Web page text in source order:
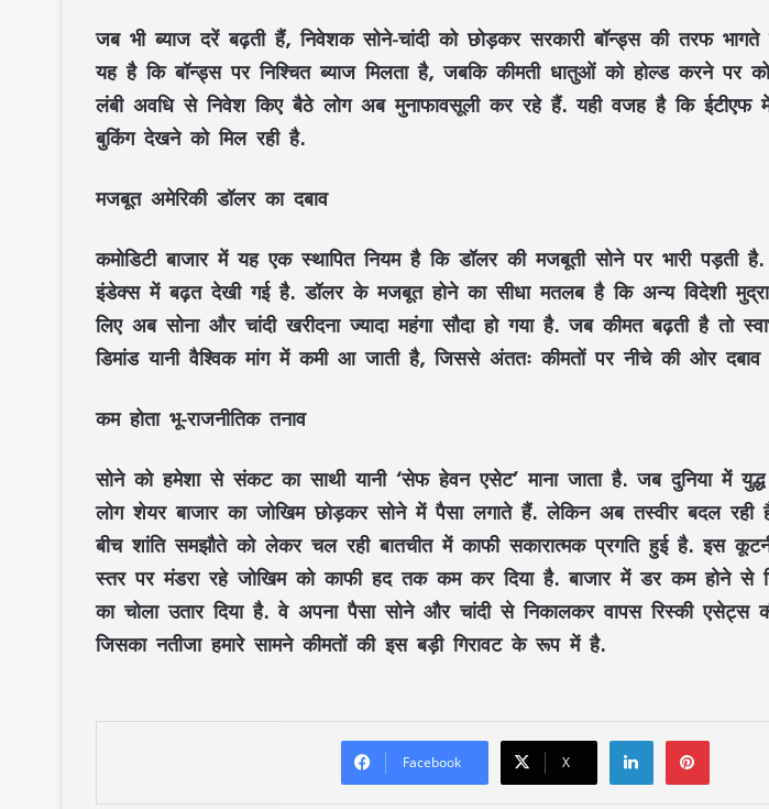
जब भी ब्याज दरें बढ़ती हैं, निवेशक सोने-चांदी को छोड़कर सरकारी बॉन्ड्स की तरफ
यह है कि बॉन्ड्स पर निश्चित ब्याज मिलता है, जबकि कीमती धातुओं को होल्ड करने पर
लंबी अवधि से निवेश किए बैठे लोग अब मुनाफावसूली कर रहे हैं. यही वजह है कि ईटीएफ
बुकिंग देखने को मिल रही है.
मजबूत अमेरिकी डॉलर का दबाव
कमोडिटी बाजार में यह एक स्थापित नियम है कि डॉलर की मजबूती सोने पर भारी पड़ती
इंडेक्स में बढ़त देखी गई है. डॉलर के मजबूत होने का सीधा मतलब है कि अन्य विदेशी
लिए अब सोना और चांदी खरीदना ज्यादा महंगा सौदा हो गया है. जब कीमत बढ़ती है तो
डिमांड यानी वैश्विक मांग में कमी आ जाती है, जिससे अंततः कीमतों पर नीचे की ओर
कम होता भू-राजनीतिक तनाव
सोने को हमेशा से संकट का साथी यानी ‘सेफ हेवन एसेट’ माना जाता है. जब दुनिया में युद्ध
लोग शेयर बाजार का जोखिम छोड़कर सोने में पैसा लगाते हैं. लेकिन अब तस्वीर बदल
बीच शांति समझौते को लेकर चल रही बातचीत में काफी सकारात्मक प्रगति हुई है. इस
स्तर पर मंडरा रहे जोखिम को काफी हद तक कम कर दिया है. बाजार में डर कम होने से
का चोला उतार दिया है. वे अपना पैसा सोने और चांदी से निकालकर वापस रिस्की
जिसका नतीजा हमारे सामने कीमतों की इस बड़ी गिरावट के रूप में है.
Facebook X
LinkedInPinterest
RSS प्रमुख मोहन
पूछे, तर्क मांगे और
करे, लेकिन देश को
CM विष्णुदेव साय ने
अभिमान’ अभियान :
स्कूलों में बालिकाओं
झंडी, बुजुर्ग
CM साय की हाईलेवल
सेवा सेतु और